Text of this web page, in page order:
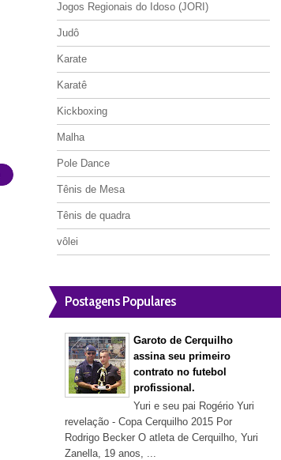
Jogos Regionais do Idoso (JORI)
Judô
Karate
Karatê
Kickboxing
Malha
Pole Dance
Tênis de Mesa
Tênis de quadra
vôlei
Postagens Populares
Garoto de Cerquilho
assina seu primeiro
contrato no futebol
profissional.
Yuri e seu pai Rogério Yuri
revelação - Copa Cerquilho 2015 Por
Rodrigo Becker O atleta de Cerquilho, Yuri
Zanella, 19 anos, ...